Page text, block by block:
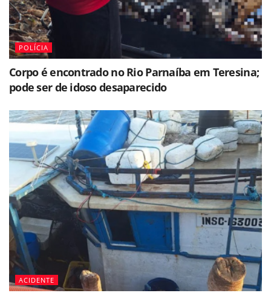
POLÍCIA
Corpo é encontrado no Rio Parnaíba em Teresina;
pode ser de idoso desaparecido
ACIDENTE